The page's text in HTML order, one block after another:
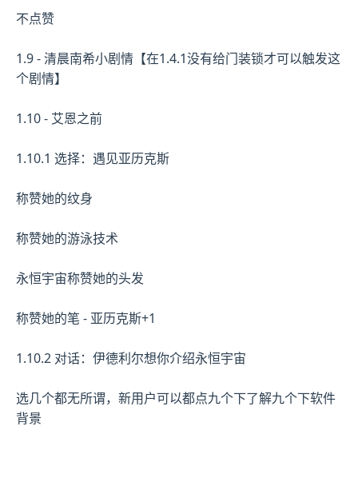
不点赞
1.9 - 清晨南希小剧情【在1.4.1没有给门装锁才可以触发这
个剧情】
1.10 - 艾恩之前
1.10.1 选择：遇见亚历克斯
称赞她的纹身
称赞她的游泳技术
永恒宇宙称赞她的头发
称赞她的笔 - 亚历克斯+1
1.10.2 对话：伊德利尔想你介绍永恒宇宙
选几个都无所谓，新用户可以都点九个下了解九个下软件
背景